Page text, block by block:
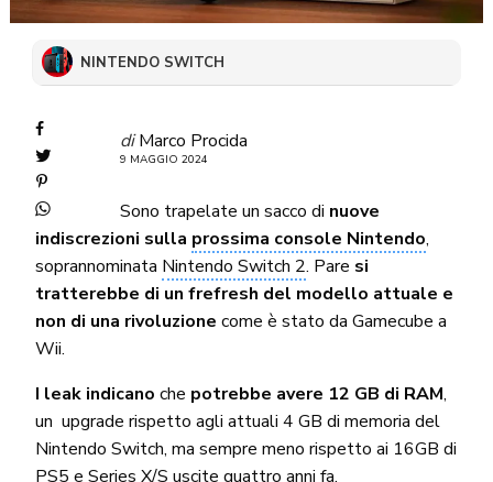
NINTENDO SWITCH
di Marco Procida
9 MAGGIO 2024
Sono trapelate un sacco di nuove
indiscrezioni sulla prossima console Nintendo,
soprannominata Nintendo Switch 2. Pare si
tratterebbe di un frefresh del modello attuale e
non di una rivoluzione come è stato da Gamecube a
Wii.
I leak indicano che potrebbe avere 12 GB di RAM,
un upgrade rispetto agli attuali 4 GB di memoria del
Nintendo Switch, ma sempre meno rispetto ai 16GB di
PS5 e Series X/S uscite quattro anni fa.